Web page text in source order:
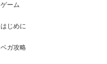
ゲーム
はじめに
ベガ攻略